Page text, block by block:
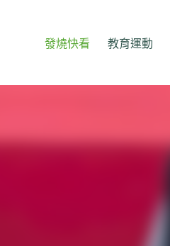
發燒快看 教育運動